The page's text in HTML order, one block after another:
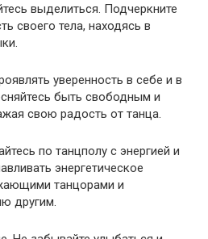
выделиться. Подчеркните
своего тела, находясь в
уверенность в себе и в
быть свободным и
свою радость от танца.
по танцполу с энергией и
энергетическое
танцорами и
другим.